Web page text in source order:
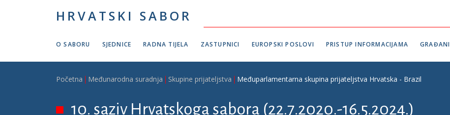
HRVATSKI SABOR
O SABORU SJEDNICE RADNA TIJELA ZASTUPNICI EUROPSKI POSLOVI PRISTUP INFORMACIJAMA GRAĐANI
Breadcrumb
Početna Međunarodna suradnja Skupine prijateljstva Međuparlamentarna skupina prijateljstva Hrvatska - Brazil
10. saziv Hrvatskoga sabora (22.7.2020.-16.5.2024.)